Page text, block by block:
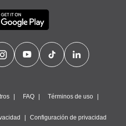
FAQ Términos de uso
Configuración de privacidad